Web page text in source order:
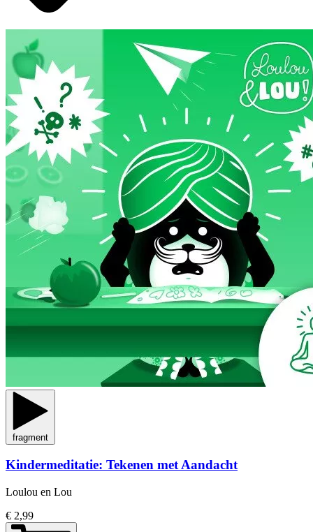
fragment
Kindermeditatie: Tekenen met Aandacht
Loulou en Lou
€ 2,99